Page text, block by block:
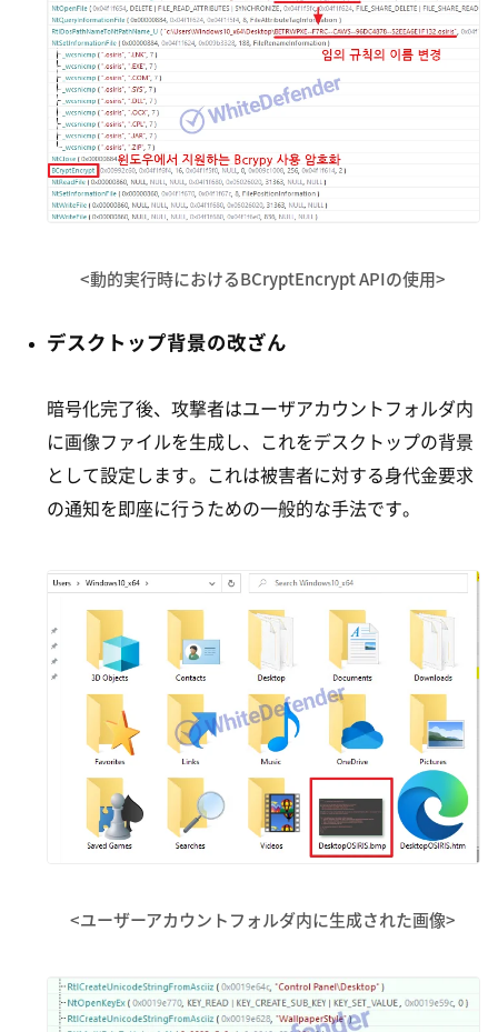
<動的実行時におけるBCryptEncrypt APIの使用>
デスクトップ背景の改ざん
暗号化完了後、攻撃者はユーザアカウントフォルダ内
に画像ファイルを生成し、これをデスクトップの背景
として設定します。これは被害者に対する身代金要求
の通知を即座に行うための一般的な手法です。
<ユーザーアカウントフォルダ内に生成された画像>